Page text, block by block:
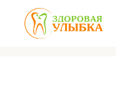
коронки